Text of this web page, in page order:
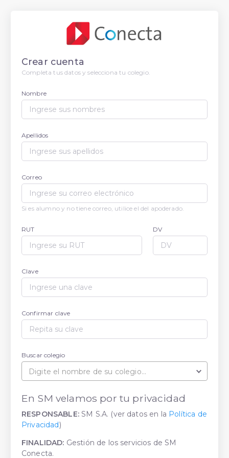
Crear cuenta
Completa tus datos y selecciona tu colegio.
Nombre
Apellidos
Correo
Si es alumno y no tiene correo, utilice el del apoderado.
RUT DV
Clave
Confirmar clave
Buscar colegio
Digite el nombre de su colegio...
En SM velamos por tu privacidad
RESPONSABLE:SM S.A. (ver datos en la Política de
Privacidad)
FINALIDAD: Gestión de los servicios de SM
Conecta.